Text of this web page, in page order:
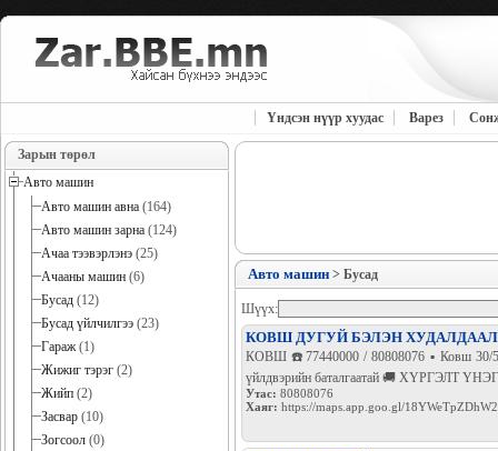
Үндсэн нүүр хуудас Варез
Зарын төрөл
Авто машин
Авто машин авна (164)
Авто машин зарна (124)
Ачаа тээвэрлэнэ (25)
Ачааны машин (6)
Бусад (12)
Бусад үйлчилгээ (23)
Гараж(1)
Жижиг тэрэг (2)
Жийп (2)
Засвар (10)
Зогсоол (0)
Авто машин > Бусад
Шүүх:
КОВШ ДУГУЙ БЭЛЭН
КОВШ ☎️77440000 / 80808076 ▪️ Ковш 30/
үйлдвэрийн баталгаатай 🚚 ХҮРГЭЛТ
Утас: 80808076
Хаяг: https://maps.app.goo.gl/